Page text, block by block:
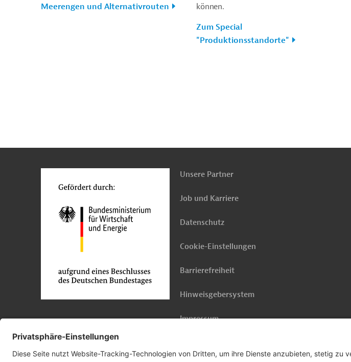
Meerengen und Alternativrouten
können.
Zum Special
"Produktionsstandorte"
oben
Unsere Partner
Job und Karriere
Datenschutz
Cookie-Einstellungen
Barrierefreiheit
Hinweisgebersystem
Impressum